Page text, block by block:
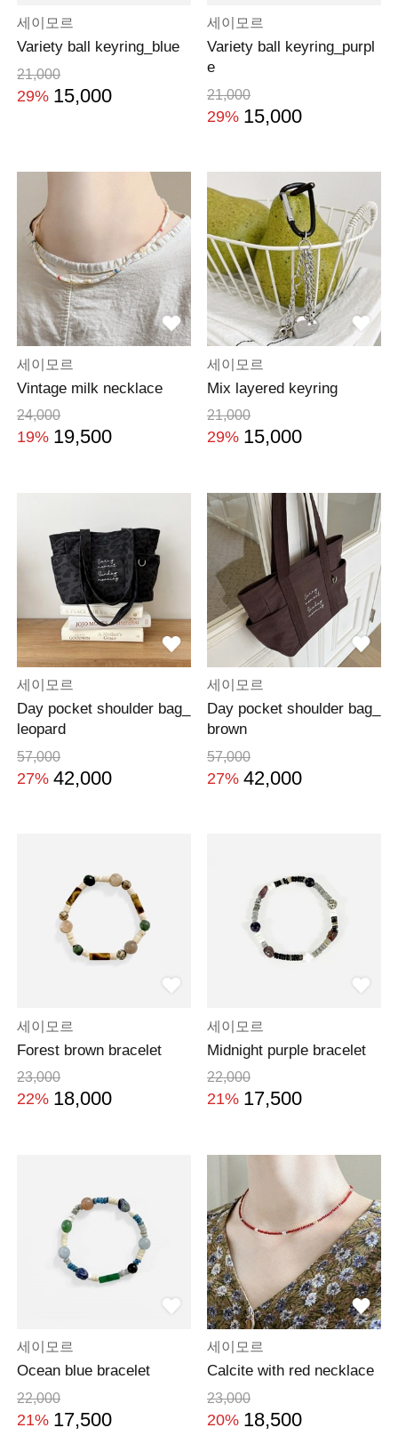
세이모르
Variety ball keyring_blue
21,000
29% 15,000
세이모르
Variety ball keyring_purpl
e
21,000
29% 15,000
세이모르
Vintage milk necklace
24,000
19% 19,500
세이모르
Mix layered keyring
21,000
29% 15,000
세이모르
Day pocket shoulder bag_
leopard
57,000
27% 42,000
세이모르
Day pocket shoulder bag_
brown
57,000
27% 42,000
세이모르
Forest brown bracelet
23,000
22% 18,000
세이모르
Midnight purple bracelet
22,000
21% 17,500
세이모르
Ocean blue bracelet
22,000
21% 17,500
세이모르
Calcite with red necklace
23,000
20% 18,500